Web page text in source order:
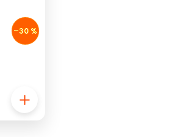
–30 %